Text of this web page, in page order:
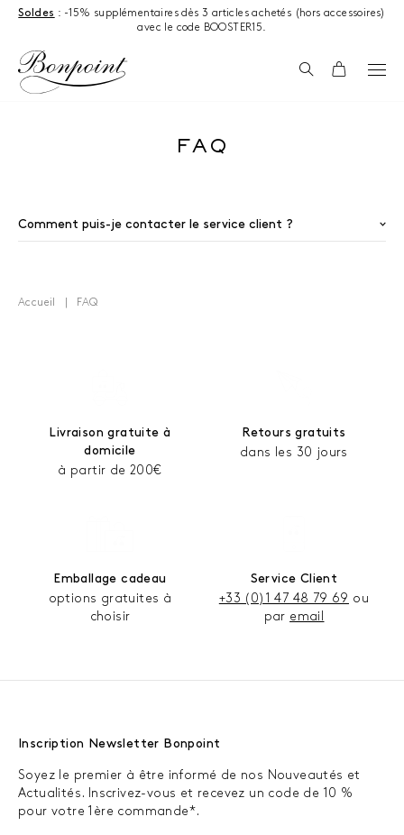
Aller directement au contenu
Soldes : -15% supplémentaires dès 3 articles achetés (hors accessoires)
avec le code BOOSTER15.
Recherche
Panier
FAQ
Résultats
Comment puis-je contacter le service client ?
Accueil FAQ
Livraison gratuite à
domicile
à partir de 200€
Retours gratuits
dans les 30 jours
Emballage cadeau
options gratuites à
choisir
Service Client
+33 (0)1 47 48 79 69 ou
par email
Inscription Newsletter Bonpoint
Soyez le premier à être informé de nos Nouveautés et
Actualités. Inscrivez-vous et recevez un code de 10 %
pour votre 1ère commande*.